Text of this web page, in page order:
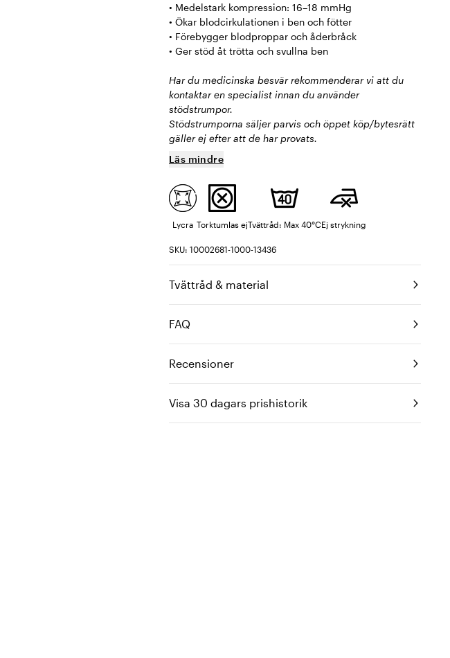
• Medelstark kompression: 16–18 mmHg
• Ökar blodcirkulationen i ben och fötter
• Förebygger blodproppar och åderbråck
• Ger stöd åt trötta och svullna ben
Har du medicinska besvär rekommenderar vi att du
kontaktar en specialist innan du använder
stödstrumpor.
Stödstrumporna säljer parvis och öppet köp/bytesrätt
gäller ej efter att de har provats.
Läs mindre
Lycra Torktumlas ejTvättråd: Max 40°CEj strykning
SKU: 10002681-1000-13436
Tvättråd & material
FAQ
Recensioner
Visa 30 dagars prishistorik